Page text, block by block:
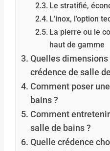
Le stratifié,
L’inox, l’option
La pierre ou le
haut de gamme
Quelles
crédence de salle
Comment poser
bains ?
Comment
salle de bains ?
Quelle crédence